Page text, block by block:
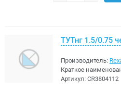
ТУТнг 1.5/0.75
Производитель:
Краткое
Артикул: CR3804112